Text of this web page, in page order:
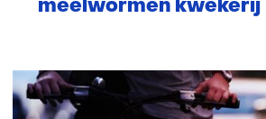
meelwormen kwekerij